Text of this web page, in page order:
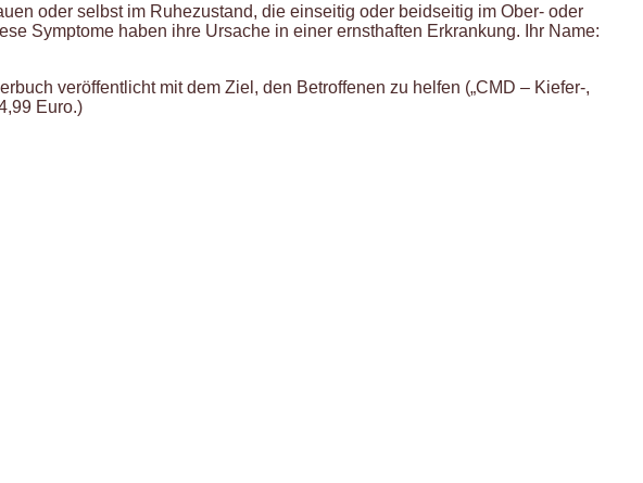
oder selbst im Ruhezustand, die einseitig oder beidseitig im Ober- oder
Symptome haben ihre Ursache in einer ernsthaften Erkrankung. Ihr Name:
veröffentlicht mit dem Ziel, den Betroffenen zu helfen („CMD – Kiefer-,
Euro.)